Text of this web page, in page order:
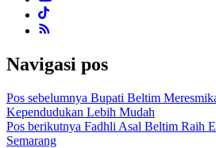
Navigasi pos
Pos sebelumnya Bupati Beltim
Kependudukan Lebih Mudah
Pos berikutnya Fadhli Asal Beltim Raih
Semarang